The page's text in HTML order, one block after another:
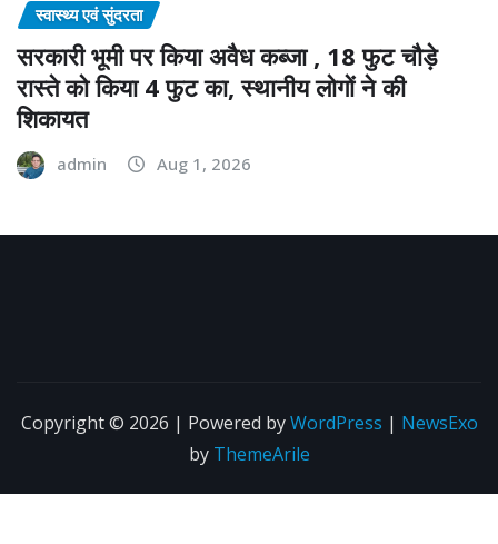
स्वास्थ्य एवं सुंदरता
सरकारी भूमी पर किया अवैध कब्जा , 18 फुट चौड़े
रास्ते को किया 4 फुट का, स्थानीय लोगों ने की
शिकायत
admin Aug 1, 2026
Copyright © 2026 | Powered byWordPress | NewsExo
by ThemeArile